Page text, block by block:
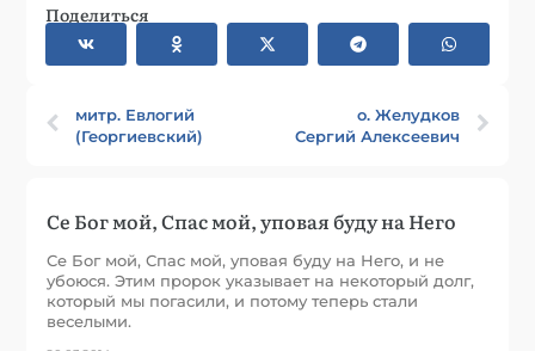
Поделиться
митр. Евлогий
(Георгиевский)
о. Желудков
Сергий Алексеевич
Се Бог мой, Спас мой, уповая буду на Него
Се Бог мой, Спас мой, уповая буду на Него, и не
убоюся. Этим пророк указывает на некоторый долг,
который мы погасили, и потому теперь стали
веселыми.